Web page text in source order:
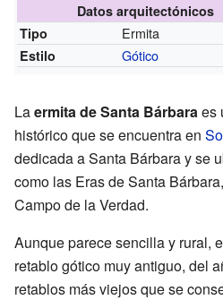
Datos arquitectónicos
Tipo
Ermita
Estilo Gótico
Laermita de Santa Bárbaraes
histórico que se encuentra en
dedicada a Santa Bárbara y se
como las Eras de Santa
Campo de la Verdad.
Aunque parece sencilla y rural,
retablo gótico muy antiguo, del
retablos más viejos que se